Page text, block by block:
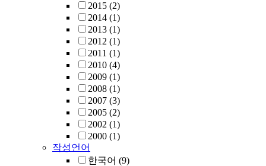
2015 (2)
2014 (1)
2013 (1)
2012 (1)
2011 (1)
2010 (4)
2009 (1)
2008 (1)
2007 (3)
2005 (2)
2002 (1)
2000 (1)
작성언어
한국어 (9)